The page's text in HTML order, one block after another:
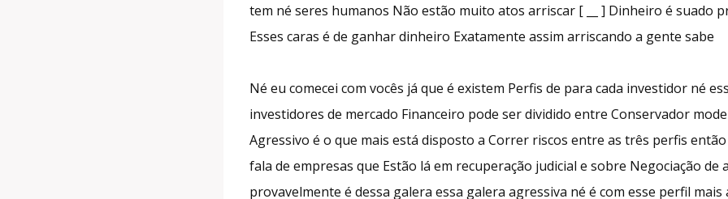
tem né seres humanos Não estão muito atos arriscar [ __ ] Dinheiro é suado
Esses caras é de ganhar dinheiro Exatamente assim arriscando a gente sabe
Né eu comecei com vocês já que é existem Perfis de para cada investidor né
investidores de mercado Financeiro pode ser dividido entre Conservador
Agressivo é o que mais está disposto a Correr riscos entre as três perfis
fala de empresas que Estão lá em recuperação judicial e sobre Negociação de
provavelmente é dessa galera essa galera agressiva né é com esse perfil mais